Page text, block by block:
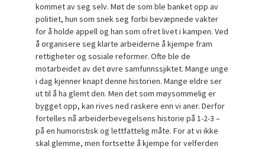
kommet av seg selv. Møt de som ble banket opp av
politiet, hun som snek seg forbi bevæpnede vakter
for å holde appell og han som ofret livet i kampen. Ved
å organisere seg klarte arbeiderne å kjempe fram
rettigheter og sosiale reformer. Ofte ble de
motarbeidet av det øvre samfunnssjiktet. Mange unge
i dag kjenner knapt denne historien. Mange eldre ser
ut til å ha glemt den. Men det som møysommelig er
bygget opp, kan rives ned raskere enn vi aner. Derfor
fortelles nå arbeiderbevegelsens historie på 1-2-3 –
på en humoristisk og lettfattelig måte. For at vi ikke
skal glemme, men fortsette å kjempe for velferden